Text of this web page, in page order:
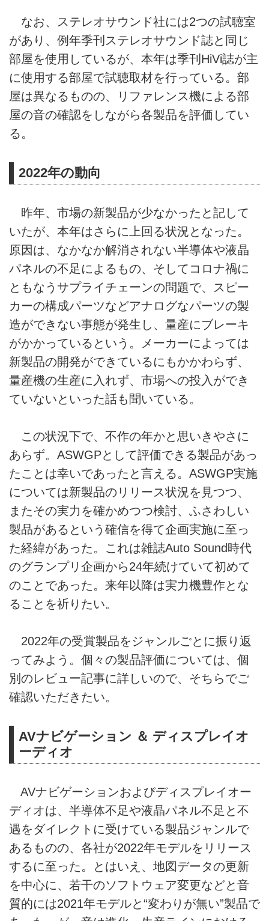
なお、ステレオサウンド社には2つの試聴室
があり、例年季刊ステレオサウンド誌と同じ
部屋を使用しているが、本年は季刊HiVi誌が主
に使用する部屋で試聴取材を行っている。部
屋は異なるものの、リファレンス機による部
屋の音の確認をしながら各製品を評価してい
る。
2022年の動向
昨年、市場の新製品が少なかったと記して
いたが、本年はさらに上回る状況となった。
原因は、なかなか解消されない半導体や液晶
パネルの不足によるもの、そしてコロナ禍に
ともなうサプライチェーンの問題で、スピー
カーの構成パーツなどアナログなパーツの製
造ができない事態が発生し、量産にブレーキ
がかかっているという。メーカーによっては
新製品の開発ができているにもかかわらず、
量産機の生産に入れず、市場への投入ができ
ていないといった話も聞いている。
この状況下で、不作の年かと思いきやさに
あらず。ASWGPとして評価できる製品があっ
たことは幸いであったと言える。ASWGP実施
については新製品のリリース状況を見つつ、
またその実力を確かめつつ検討、ふさわしい
製品があるという確信を得て企画実施に至っ
た経緯があった。これは雑誌Auto Sound時代
のグランプリ企画から24年続けていて初めて
のことであった。来年以降は実力機豊作とな
ることを祈りたい。
2022年の受賞製品をジャンルごとに振り返
ってみよう。個々の製品評価については、個
別のレビュー記事に詳しいので、そちらでご
確認いただきたい。
AVナビゲーション ＆ ディスプレイオ
ーディオ
AVナビゲーションおよびディスプレイオー
ディオは、半導体不足や液晶パネル不足と不
遇をダイレクトに受けている製品ジャンルで
あるものの、各社が2022年モデルをリリース
するに至った。とはいえ、地図データの更新
を中心に、若干のソフトウェア変更などと音
質的には2021年モデルと“変わりが無い”製品で